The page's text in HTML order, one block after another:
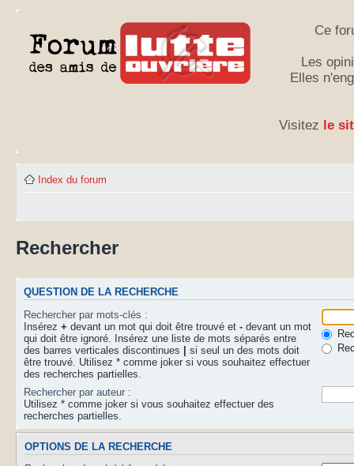
Ce
Les
Elles
Visitez le
Index du forum
Rechercher
QUESTION DE LA RECHERCHE
Rechercher par mots-clés :
Insérez + devant un mot qui doit être trouvé et - devant un mot
qui doit être ignoré. Insérez une liste de mots séparés entre
des barres verticales discontinues
si seul un des mots doit
être trouvé. Utilisez * comme joker si vous souhaitez effectuer
des recherches partielles.
Rechercher par auteur :
Utilisez * comme joker si vous souhaitez effectuer des
recherches partielles.
OPTIONS DE LA RECHERCHE